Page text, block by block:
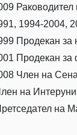
Раководител
1994-2004,
Продекан за
Продекан за
Член на
на
на